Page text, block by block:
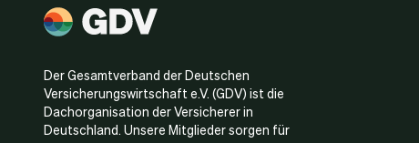
Der Gesamtverband der Deutschen
Versicherungswirtschaft e.V. (GDV) ist die
Dachorganisation der Versicherer in
Deutschland. Unsere Mitglieder sorgen für